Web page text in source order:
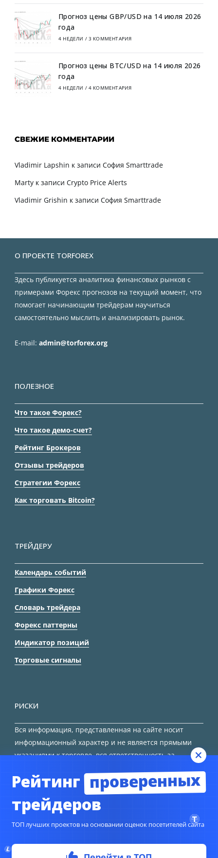
Прогноз цены GBP/USD на 14 июля 2026
года
4 НЕДЕЛИ / 3 КОММЕНТАРИЯ
Прогноз цены BTC/USD на 14 июля 2026
года
4 НЕДЕЛИ / 4 КОММЕНТАРИЯ
СВЕЖИЕ КОММЕНТАРИИ
Vladimir Lapshin к записи София Smarttrade
Marty к записи Crypto Price Alerts
Vladimir Grishin к записи София Smarttrade
О ПРОЕКТЕ TORFOREX
Здесь публикуется аналитика финансовых рынков с
примерами Форекс прогнозов на текущий момент, что
помогает начинающим трейдерам научиться
самостоятельно мыслить и анализировать рынок.
E-mail: admin@torforex.org
ПОЛЕЗНОЕ
Что такое Форекс?
Что такое демо-счет?
Рейтинг Брокеров
Отзывы трейдеров
Стратегии Форекс
Как торговать Bitcoin?
ТРЕЙДЕРУ
Календарь событий
Графики Форекс
Словарь трейдера
Форекс паттерны
Индикатор позиций
Торговые сигналы
РИСКИ
Вся информация, представленная на сайте носит
информационный характер и не является прямыми
указаниями к торговле, вся ответственность за
© Copyright 2024TORFOREX.COM
Рейтинг проверенных
трейдеров
ТОП лучших проектов на основании оценок посетителей сайта